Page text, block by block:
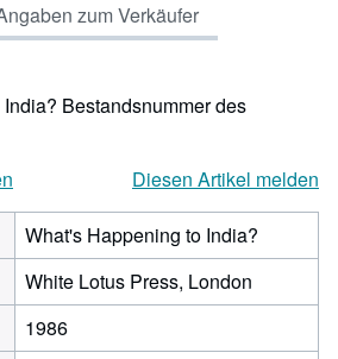
5
Sternen
zum Verkäufer
Bestandsnummer des
Diesen Artikel melden
What's Happening to India?
White Lotus Press, London
1986